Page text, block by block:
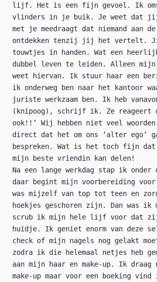
lijf. Het is een fijn gevoel. Ik
vlinders in je buik. Je weet dat jij
met je meedraagt dat niemand aan
ontdekken tenzij jij het vertelt.
touwtjes in handen. Wat een
dubbel leven te leiden. Alleen
weet hiervan. Ik stuur haar een
ik onderweg ben naar het kantoor
juriste werkzaam ben. Ik heb
(knipoog), schrijf ik. Ze reageert
ook!!’ Wij hebben niet veel
direct dat het om ons ‘alter ego’
bespreken. Wat is het toch fijn
mijn beste vriendin kan delen!
Na een lange werkdag stap ik onder
daar begint mijn voorbereiding
was mijzelf van top tot teen en
hoekjes geschoren zijn. Dan was ik
scrub ik mijn hele lijf voor dat
huidje. Ik geniet enorm van deze
check of mijn nagels nog gelakt
zodra ik die helemaal netjes heb
aan mijn haar en make-up. Ik draag
make-up maar voor een boeking